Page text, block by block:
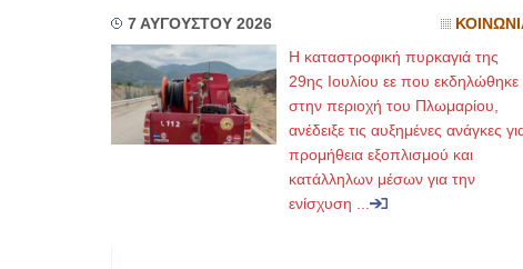
7 ΑΥΓΟΥΣΤΟΥ 2026
Η καταστροφική πυρκαγιά της
29ης Ιουλίου εε που εκδηλώθηκε
στην περιοχή του Πλωμαρίου,
ανέδειξε τις αυξημένες ανάγκες
προμήθεια εξοπλισμού και
κατάλληλων μέσων για την
ενίσχυση ...